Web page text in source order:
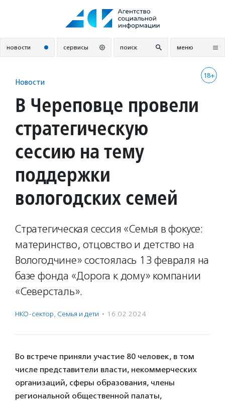
новости сервисы поиск меню
18+
Новости
В Череповце провели
стратегическую
сессию на тему
поддержки
вологодских семей
Стратегическая сессия «Семья в фокусе:
материнство, отцовство и детство на
Вологодчине» состоялась 13 февраля на
базе фонда «Дорога к дому» компании
«Северсталь».
НКО-сектор, Семья и дети · 16.02.2024
Во встрече приняли участие 80 человек, в том
числе представители власти, некоммерческих
организаций, сферы образования, члены
региональной общественной палаты,